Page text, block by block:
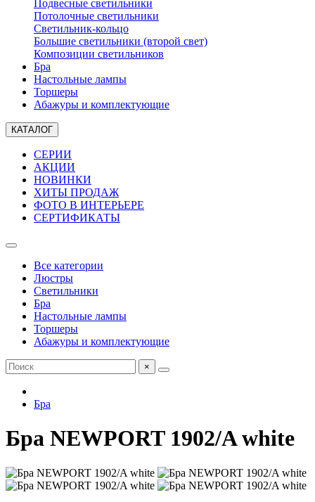
Подвесные светильники
Потолочные светильники
Светильник-кольцо
Большие светильники (второй свет)
Композиции светильников
Бра
Настольные лампы
Торшеры
Абажуры и комплектующие
КАТАЛОГ
СЕРИИ
АКЦИИ
НОВИНКИ
ХИТЫ ПРОДАЖ
ФОТО В ИНТЕРЬЕРЕ
СЕРТИФИКАТЫ
Все категории
Люстры
Светильники
Бра
Настольные лампы
Торшеры
Абажуры и комплектующие
×
Бра
Бра NEWPORT 1902/A white